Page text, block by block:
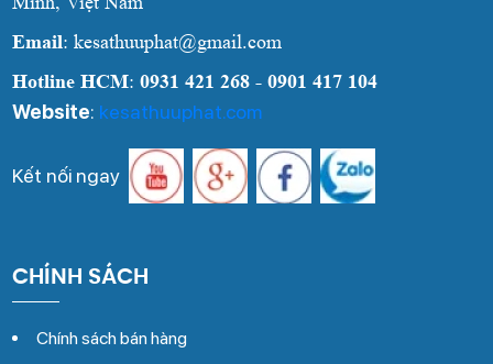
Email: kesathuuphat@gmail.com
Hotline HCM:0931 421 268 - 0901 417 104
Website: kesathuuphat.com
Kết nối ngay
CHÍNH SÁCH
Chính sách bán hàng